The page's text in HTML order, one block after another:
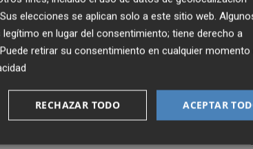
2
3
4
de V. Quiles en el minuto 30. Iba a
mitad dominada con criterio
paso al frente en busca de la
elecciones se aplican solo a este sitio web.
en lugar del consentimiento; tiene derecho a
retirar su consentimiento en cualquier momento
ACEPTAR
RECHAZAR TODO